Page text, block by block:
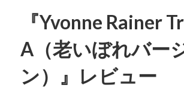
『Yvonne Rainer
A（老いぼれバー
ン）』レビュー